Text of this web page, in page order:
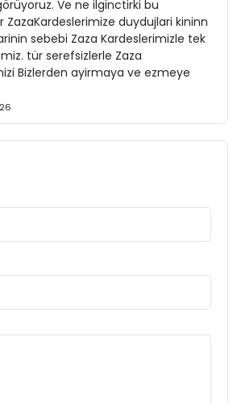
Ve ne ilginctirki bu
ZazaKardeslerimize duydujlari kininn
sebebi Zaza Kardeslerimizle tek
tür serefsizlerle Zaza
Bizlerden ayirmaya ve ezmeye